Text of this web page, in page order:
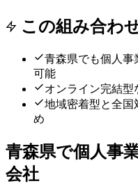
この組み合わ
青森県でも個人事
可能
オンライン完結
地域密着型と全国
め
青森県で個人事
会社